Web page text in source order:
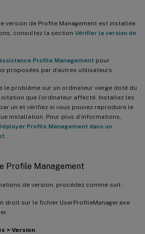
version de Profile Management est installée.
consultez la section Vérifier la version de
Profile Management pour
proposées par d’autres utilisateurs.
le problème sur un ordinateur vierge doté du
que l’ordinateur affecté. Installez les
un et vérifiez si vous pouvez reproduire le
installation. Pour plus d’informations,
Profile Management dans un
Profile Management
de version, procédez comme suit :
droit sur le fichier UserProfileManager.exe
> Version